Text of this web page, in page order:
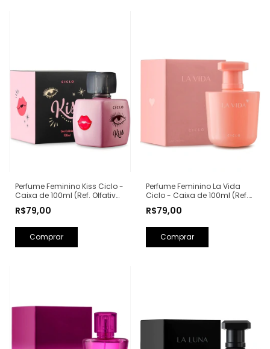
Perfume Feminino Kiss Ciclo -
Caixa de 100ml (Ref. Olfativa:
R$79,00
Perfume Feminino La Vida
Ciclo - Caixa de 100ml (Ref.
Lancôme)
R$79,00